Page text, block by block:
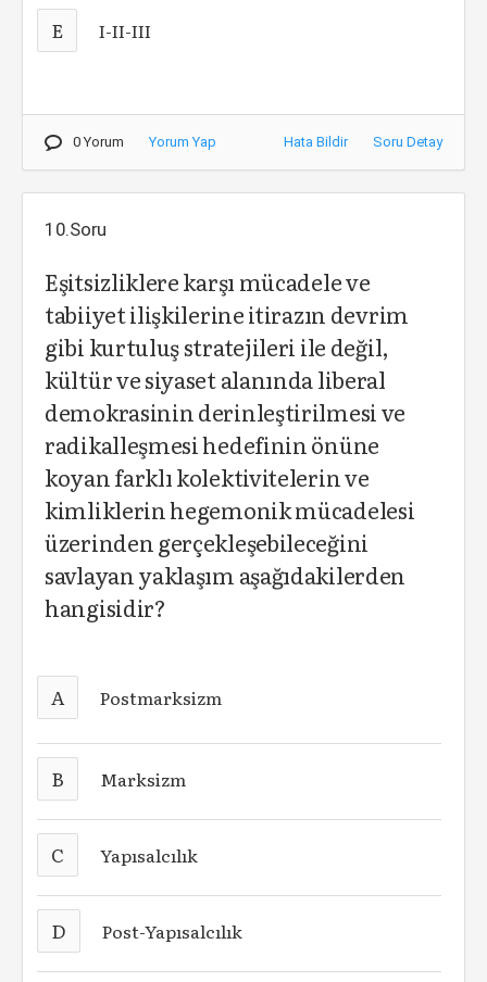
E I-II-III
0 Yorum Yorum Yap Hata Bildir Soru Detay
10.Soru
Eşitsizliklere karşı mücadele ve
tabiiyet ilişkilerine itirazın devrim
gibi kurtuluş stratejileri ile değil,
kültür ve siyaset alanında liberal
demokrasinin derinleştirilmesi ve
radikalleşmesi hedefinin önüne
koyan farklı kolektivitelerin ve
kimliklerin hegemonik mücadelesi
üzerinden gerçekleşebileceğini
savlayan yaklaşım aşağıdakilerden
hangisidir?
A Postmarksizm
B Marksizm
C Yapısalcılık
D Post-Yapısalcılık